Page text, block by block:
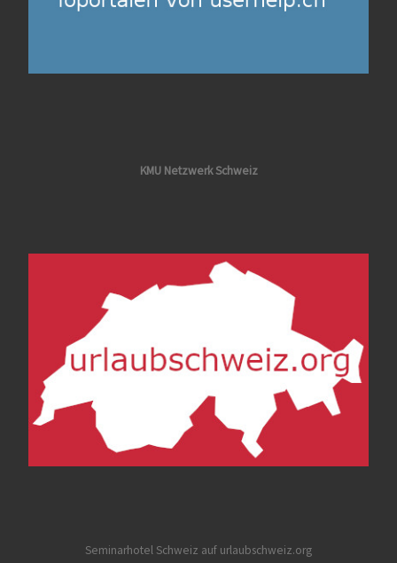
KMU Netzwerk Schweiz
Seminarhotel Schweiz auf urlaubschweiz.org